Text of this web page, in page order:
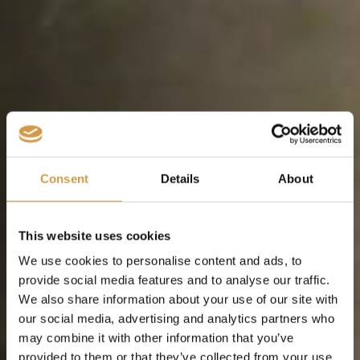
Consent Details About
This website uses cookies
We use cookies to personalise content and ads, to
provide social media features and to analyse our traffic.
We also share information about your use of our site with
our social media, advertising and analytics partners who
may combine it with other information that you’ve
provided to them or that they’ve collected from your use
Neem contact op voor meer info
Elk avontuur begint bij een eerste stap, wij zetten die
eerste stap graag met jou. Wij werken op afspraak, op